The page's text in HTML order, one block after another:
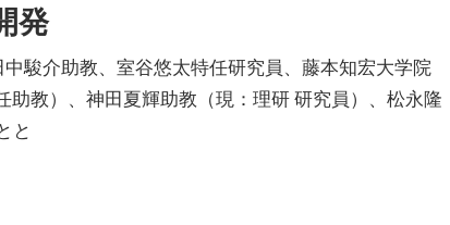
発
駿介助教、室谷悠太特任研究員、藤本知宏大学院
教）、神田夏輝助教（現：理研 研究員）、松永隆
と